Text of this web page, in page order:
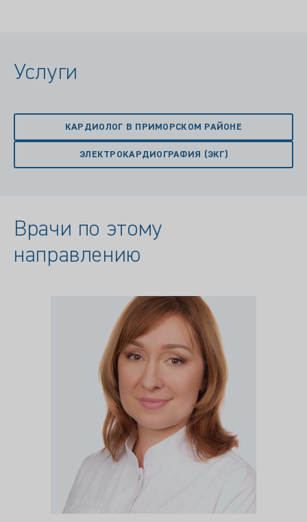
Услуги
КАРДИОЛОГ В ПРИМОРСКОМ РАЙОНЕ
ЭЛЕКТРОКАРДИОГРАФИЯ (ЭКГ)
Врачи по этому
направлению